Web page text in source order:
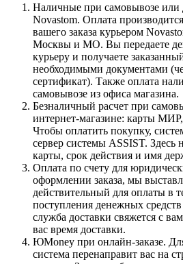
Наличные при самовывозе или
Novastom. Оплата
вашего заказа курьером
Москвы и МО. Вы передаете
курьеру и получаете
необходимыми документами
сертификат). Также оплата
самовывозе из офиса магазина.
Безналичный расчет при
интернет-магазине: карты
Чтобы оплатить покупку,
сервер системы ASSIST. Здесь
карты, срок действия и имя
Оплата по счету для
оформлении заказа, мы
действительный для оплаты в
поступления денежных
служба доставки свяжется с
вас время доставки.
ЮMoney при онлайн-заказе.
система перенаправит вас на